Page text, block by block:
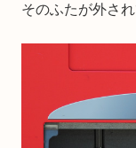
そのふたが外さ